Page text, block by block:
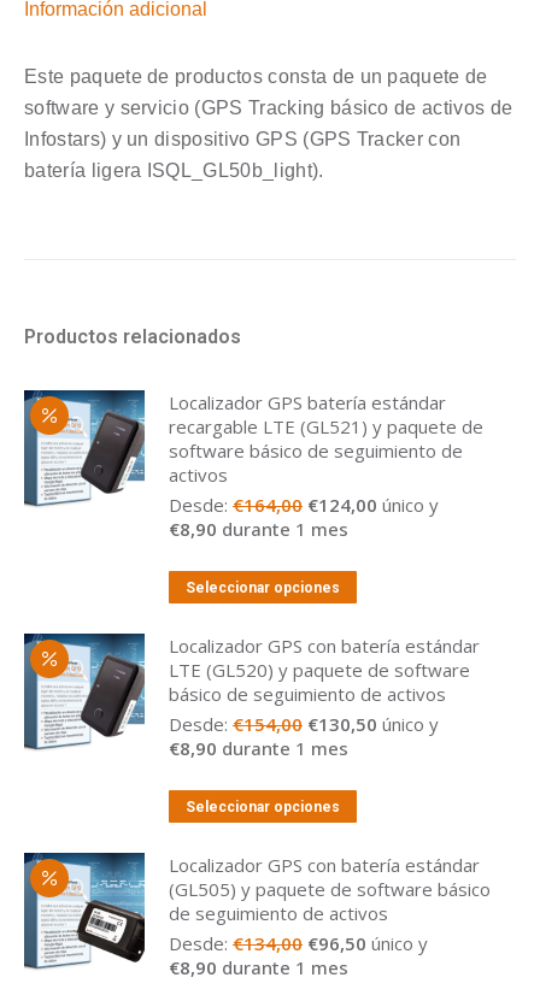
de
básico
de
seguimiento
de
Información adicional
Este paquete de productos consta de un paquete de
software y servicio (GPS Tracking básico de activos de
Infostars) y un dispositivo GPS (GPS Tracker con
batería ligera ISQL_GL50b_light).
Productos relacionados
Localizador GPS batería estándar
recargable LTE (GL521) y paquete de
software básico de seguimiento de
activos
Desde: €164,00 El
precio
era:
€164,00.
€124,00 El
único y
€8,90 durante 1 mes
Seleccionar opciones
Localizador GPS con batería estándar
LTE (GL520) y paquete de software
básico de seguimiento de activos
Desde: €154,00 El
precio
era:
€154,00.
€130,50 El
único y
€8,90 durante 1 mes
Seleccionar opciones
Localizador GPS con batería estándar
(GL505) y paquete de software básico
de seguimiento de activos
Desde: €134,00 El
precio
€96,50 El
único y
€8,90 durante 1 mes